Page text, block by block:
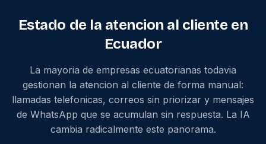
Estado de la atencion al cliente en
Ecuador
La mayoria de empresas ecuatorianas todavia
gestionan la atencion al cliente de forma manual:
llamadas telefonicas, correos sin priorizar y mensajes
de WhatsApp que se acumulan sin respuesta. La IA
cambia radicalmente este panorama.